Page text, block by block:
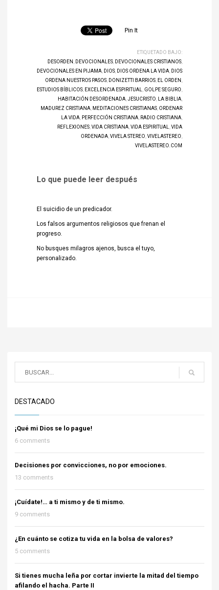
Pin It
ETIQUETADO BAJO:
DESORDEN
DEVOCIONALES DEVOCIONALES CRISTIANOS
DEVOCIONALES EN PIJAMA DIOS DIOS ORDENA LA VIDA DIOS
ORDENA NUESTROS PASOS DONIZETTI BARRIOS EL ORDEN
ESTUDIOS BÍBLICOS EXCELENCIA ESPIRITUAL GOLPE SEGURO
HABITACIÓN DESORDENADA JESUCRISTO LA BIBLIA
MADUREZ CRISTIANA MEDITACIONES CRISTIANAS ORDENAR
LA VIDA PERFECCIÓN CRISTIANA RADIO CRISTIANA
REFLEXIONES VIDA CRISTIANA VIDA ESPIRITUAL
VIDA
ORDENADA VIVELA STEREO VIVELASTEREO
VIVELASTEREO.COM
Lo que puede leer después
El suicidio de un predicador.
Los falsos argumentos religiosos que frenan el
progreso.
No busques milagros ajenos, busca el tuyo,
personalizado.
DESTACADO
¡Qué mi Dios se lo pague!
6 comments
Decisiones por convicciones, no por emociones.
13 comments
¡Cuídate!… a ti mismo y de ti mismo.
9 comments
¿En cuánto se cotiza tu vida en la bolsa de valores?
5 comments
Si tienes mucha leña por cortar invierte la mitad del tiempo
afilando el hacha. Parte II